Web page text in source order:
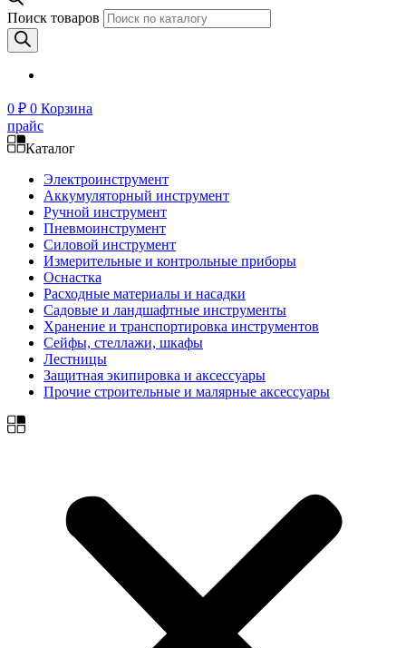
Поиск товаров
0 ₽ 0 Корзина
прайс
Каталог
Электроинструмент
Аккумуляторный инструмент
Ручной инструмент
Пневмоинструмент
Силовой инструмент
Измерительные и контрольные приборы
Оснастка
Расходные материалы и насадки
Садовые и ландшафтные инструменты
Хранение и транспортировка инструментов
Сейфы, стеллажи, шкафы
Лестницы
Защитная экипировка и аксессуары
Прочие строительные и малярные аксессуары